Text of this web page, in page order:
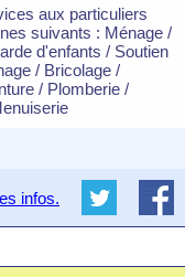
aux particuliers
suivants : Ménage /
d'enfants / Soutien
/ Bricolage /
/ Plomberie /
infos.